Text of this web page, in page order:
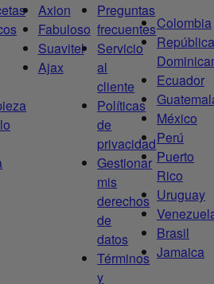
Axion
Fabuloso
Suavitel
Ajax
Preguntas
frecuentes
Servicio
al
cliente
Políticas
de
privacidad
Gestionar
mis
derechos
de
datos
Términos
y
Colombia
República
Ecuador
México
Perú
Puerto
Rico
Uruguay
Brasil
Jamaica